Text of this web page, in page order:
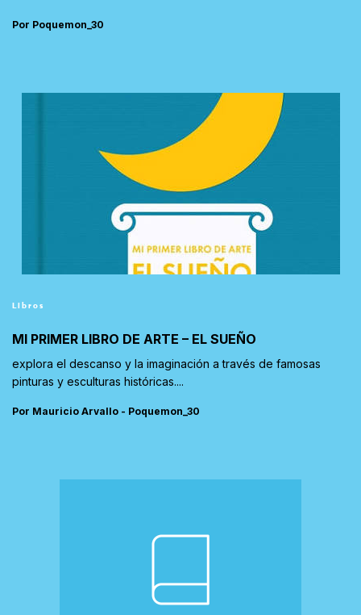
Por Poquemon_30
Libros
MI PRIMER LIBRO DE ARTE – EL SUEÑO
explora el descanso y la imaginación a través de famosas
pinturas y esculturas históricas....
Por Mauricio Arvallo - Poquemon_30